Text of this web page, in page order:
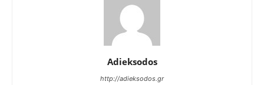
Adieksodos
http://adieksodos.gr